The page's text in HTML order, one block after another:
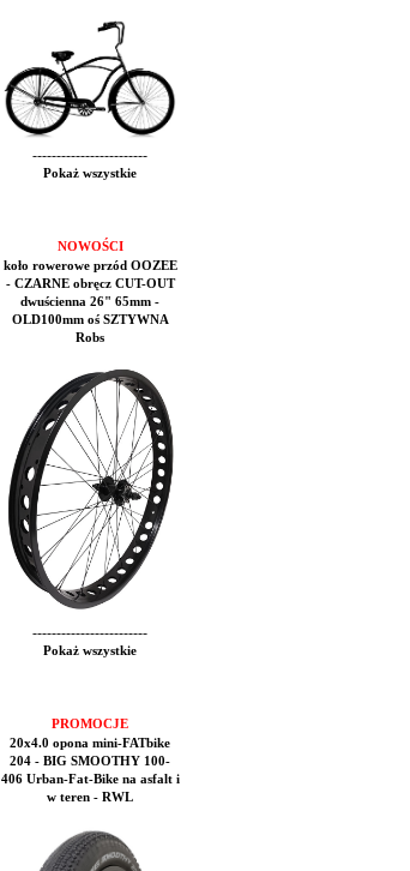
------------------------
Pokaż wszystkie
NOWOŚCI
koło rowerowe przód OOZEE
- CZARNE obręcz CUT-OUT
dwuścienna 26" 65mm -
OLD100mm oś SZTYWNA
Robs
------------------------
Pokaż wszystkie
PROMOCJE
20x4.0 opona mini-FATbike
204 - BIG SMOOTHY 100-
406 Urban-Fat-Bike na asfalt i
w teren - RWL